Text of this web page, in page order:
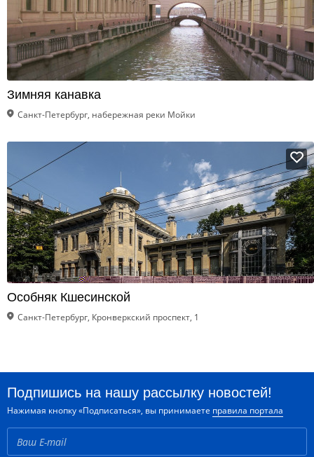
Зимняя канавка
Санкт-Петербург, набережная реки Мойки
Особняк Кшесинской
Санкт-Петербург, Кронверкский проспект, 1
Подпишись на нашу рассылку новостей!
Нажимая кнопку «Подписаться», вы принимаете правила портала